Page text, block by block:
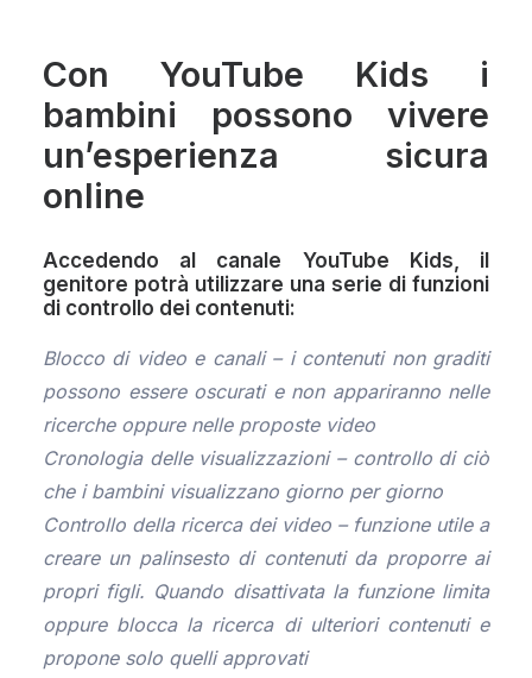
Con YouTube Kids i
bambini possono vivere
un’esperienza sicura
online
Accedendo al canale YouTube Kids, il
genitore potrà utilizzare una serie di funzioni
di controllo dei contenuti:
Blocco di video e canali – i contenuti non graditi
possono essere oscurati e non appariranno nelle
ricerche oppure nelle proposte video
Cronologia delle visualizzazioni – controllo di ciò
che i bambini visualizzano giorno per giorno
Controllo della ricerca dei video – funzione utile a
creare un palinsesto di contenuti da proporre ai
propri figli. Quando disattivata la funzione limita
oppure blocca la ricerca di ulteriori contenuti e
propone solo quelli approvati